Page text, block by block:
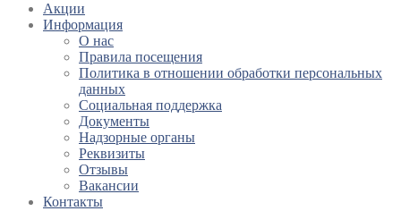
Акции
Информация
О нас
Правила посещения
Политика в отношении обработки персональных
данных
Социальная поддержка
Документы
Надзорные органы
Реквизиты
Отзывы
Вакансии
Контакты